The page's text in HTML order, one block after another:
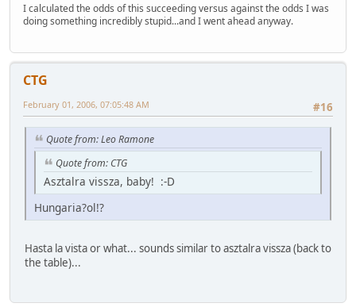
I calculated the odds of this succeeding versus against the odds I was
doing something incredibly stupid...and I went ahead anyway.
CTG
#16
February 01, 2006, 07:05:48 AM
Quote from: Leo Ramone
Quote from: CTG
Asztalra vissza, baby! :-D
Hungaria?ol!?
Hasta la vista or what... sounds similar to asztalra vissza (back to
the table)...